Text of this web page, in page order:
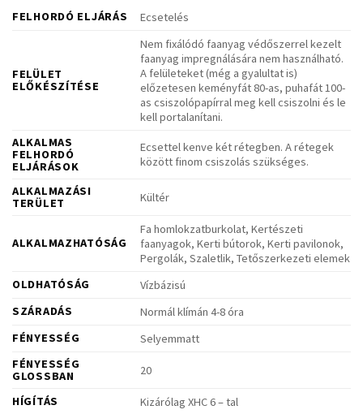
FELHORDÓ ELJÁRÁS Ecsetelés
FELÜLET
ELŐKÉSZÍTÉSE
Nem fixálódó faanyag védőszerrel kezelt
faanyag impregnálására nem használható.
A felületeket (még a gyalultat is)
előzetesen keményfát 80-as, puhafát 100-
as csiszolópapírral meg kell csiszolni és le
kell portalanítani.
ALKALMAS
FELHORDÓ
ELJÁRÁSOK
Ecsettel kenve két rétegben. A rétegek
között finom csiszolás szükséges.
ALKALMAZÁSI
TERÜLET
Kültér
ALKALMAZHATÓSÁG
Fa homlokzatburkolat, Kertészeti
faanyagok, Kerti bútorok, Kerti pavilonok,
Pergolák, Szaletlik, Tetőszerkezeti elemek
OLDHATÓSÁG
Vízbázisú
SZÁRADÁS
Normál klímán 4-8 óra
FÉNYESSÉG
Selyemmatt
FÉNYESSÉG
GLOSSBAN
20
HÍGÍTÁS
Kizárólag XHC 6 – tal